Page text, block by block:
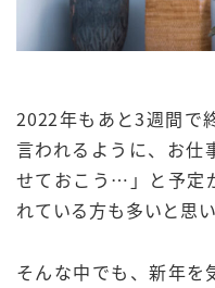
2022年もあと3週間で
言われるように、お仕
せておこう…」と予定
れている方も多いと思い
そんな中でも、新年を